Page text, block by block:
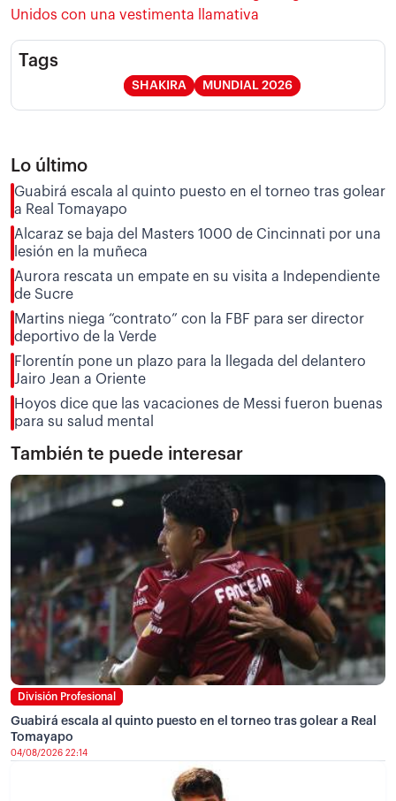
Unidos con una vestimenta llamativa
Tags
SHAKIRA MUNDIAL 2026
Lo último
Guabirá escala al quinto puesto en el torneo tras golear
a Real Tomayapo
Alcaraz se baja del Masters 1000 de Cincinnati por una
lesión en la muñeca
Aurora rescata un empate en su visita a Independiente
de Sucre
Martins niega “contrato” con la FBF para ser director
deportivo de la Verde
Florentín pone un plazo para la llegada del delantero
Jairo Jean a Oriente
Hoyos dice que las vacaciones de Messi fueron buenas
para su salud mental
También te puede interesar
División Profesional
Guabirá escala al quinto puesto en el torneo tras golear a Real
Tomayapo
04/08/2026 22:14